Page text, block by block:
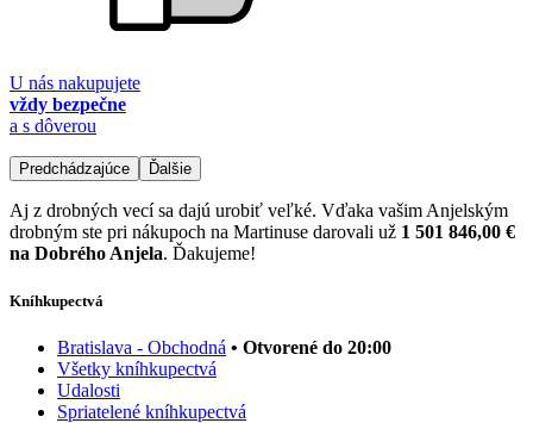
U nás nakupujete
vždy bezpečne
a s dôverou
Predchádzajúce Ďalšie
Aj z drobných vecí sa dajú urobiť veľké. Vďaka vašim Anjelským
drobným ste pri nákupoch na Martinuse darovali už 1 501 846,00 €
na Dobrého Anjela. Ďakujeme!
Kníhkupectvá
Bratislava - Obchodná • Otvorené do 20:00
Všetky kníhkupectvá
Udalosti
Spriatelené kníhkupectvá